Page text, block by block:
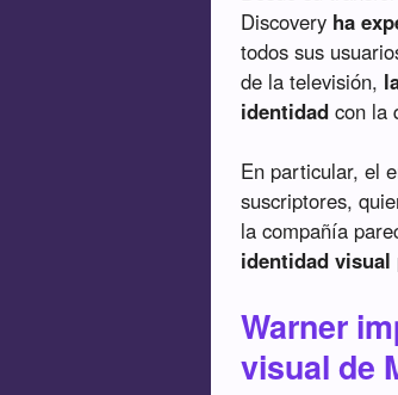
Discovery ha
todos sus
de la televisión,
identidad con la
En particular, el
suscriptores,
la compañía
identidad visual
Warner
visual de